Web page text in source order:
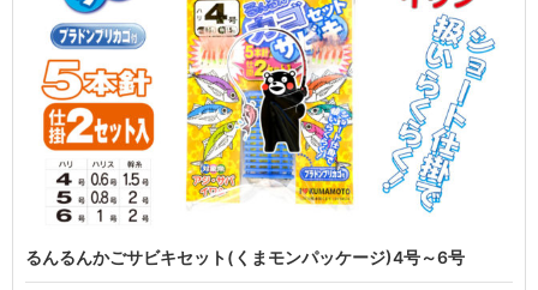
るんるんかごサビキセット(くまモンパッケージ)4号～6号